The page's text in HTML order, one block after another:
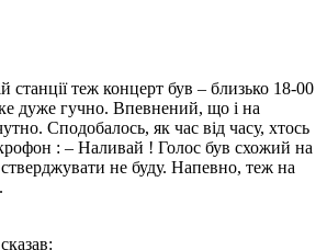
станції теж концерт був – близько 18-00
дуже гучно. Впевнений, що і на
Сподобалось, як час від часу, хтось
: – Наливай ! Голос був схожий на
стверджувати не буду. Напевно, теж на
сказав: